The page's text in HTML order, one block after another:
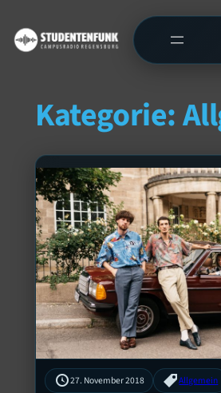
Kategorie:
27. November 2018 Allgemein